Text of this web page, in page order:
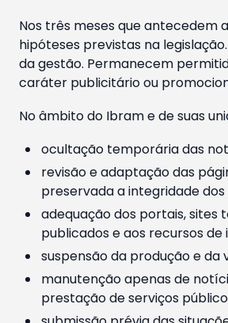
Nos três meses que antecedem
hipóteses previstas na
da gestão. Permanecem
caráter publicitário ou
No âmbito do Ibram e de suas
ocultação temporária das
revisão e adaptação das
preservada a integridade
adequação dos portais, sites
publicados e aos recursos de
suspensão da produção e
manutenção apenas de
prestação de serviços